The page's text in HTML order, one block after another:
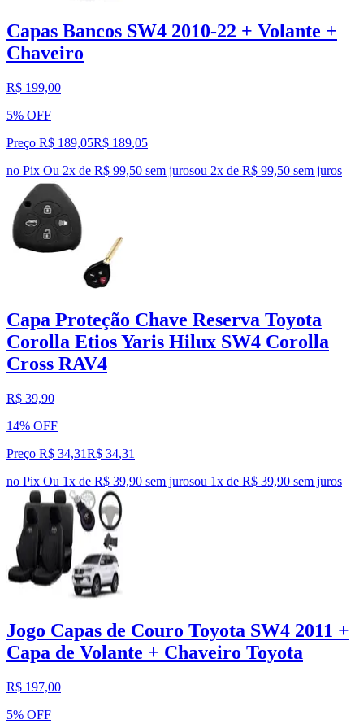
Capas Bancos SW4 2010-22 + Volante +
Chaveiro
R$ 199,00
5% OFF
Preço R$ 189,05R$ 189,05
no Pix Ou 2x de R$ 99,50 sem jurosou 2x de R$ 99,50 sem juros
Capa Proteção Chave Reserva Toyota
Corolla Etios Yaris Hilux SW4 Corolla
Cross RAV4
R$ 39,90
14% OFF
Preço R$ 34,31R$ 34,31
no Pix Ou 1x de R$ 39,90 sem jurosou 1x de R$ 39,90 sem juros
Jogo Capas de Couro Toyota SW4 2011 +
Capa de Volante + Chaveiro Toyota
R$ 197,00
5% OFF